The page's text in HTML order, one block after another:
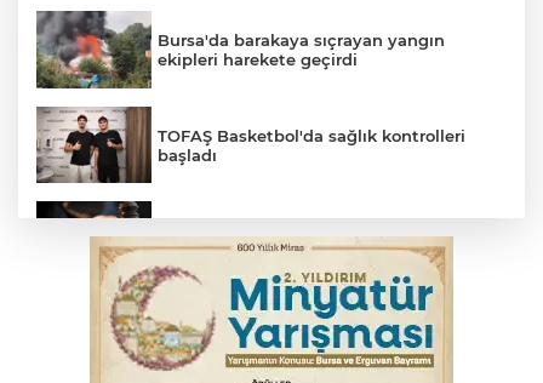
Bursa'da barakaya sıçrayan yangın
ekipleri harekete geçirdi
TOFAŞ Basketbol'da sağlık kontrolleri
başladı
Yargıtay’dan primle çalışanlara müjde
Polisin 'dur' ihtarına uymadı, ceza
duvarına tosladı